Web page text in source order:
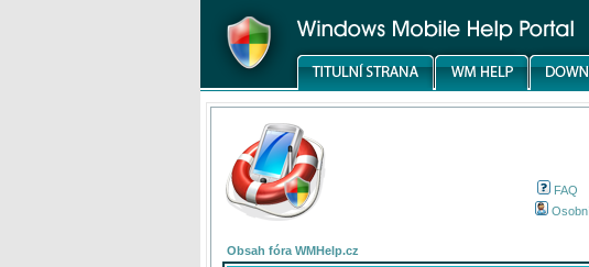
FAQ
Obsah fóra WMHelp.cz